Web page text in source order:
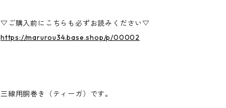
▽ご購入前にこちらも必ずお読みください▽
https://marurou34.base.shop/p/00002
三線用胴巻き（ティーガ）です。